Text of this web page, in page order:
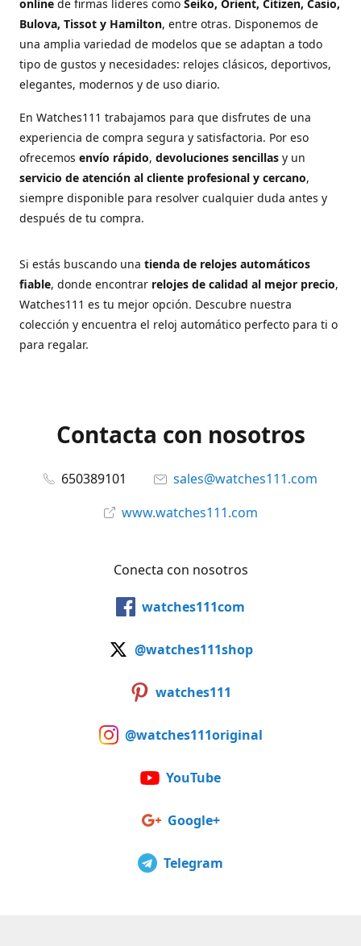
online de firmas líderes como Seiko, Orient, Citizen, Casio,
Bulova, Tissot y Hamilton, entre otras. Disponemos de
una amplia variedad de modelos que se adaptan a todo
tipo de gustos y necesidades: relojes clásicos, deportivos,
elegantes, modernos y de uso diario.
En Watches111 trabajamos para que disfrutes de una
experiencia de compra segura y satisfactoria. Por eso
ofrecemos envío rápido, devoluciones sencillas y un
servicio de atención al cliente profesional y cercano,
siempre disponible para resolver cualquier duda antes y
después de tu compra.
Si estás buscando una tienda de relojes automáticos
fiable, donde encontrar relojes de calidad al mejor precio,
Watches111 es tu mejor opción. Descubre nuestra
colección y encuentra el reloj automático perfecto para ti o
para regalar.
Contacta con nosotros
650389101
sales@watches111.com
www.watches111.com
Conecta con nosotros
watches111com
@watches111shop
watches111
@watches111original
YouTube
Google+
Telegram